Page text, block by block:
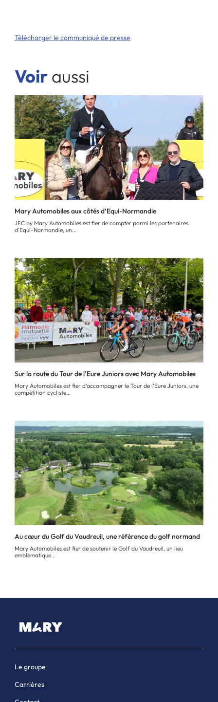
Télécharger le communiqué de presse
Voir aussi
Mary Automobiles aux côtés d’Equi-Normandie
JFC by Mary Automobiles est fier de compter parmi les partenaires
d’Equi-Normandie, un...
Sur la route du Tour de l’Eure Juniors avec Mary Automobiles
Mary Automobiles est fier d’accompagner le Tour de l’Eure Juniors, une
compétition cycliste...
Au cœur du Golf du Vaudreuil, une référence du golf normand
Mary Automobiles est fier de soutenir le Golf du Vaudreuil, un lieu
emblématique...
Le groupe
Carrières